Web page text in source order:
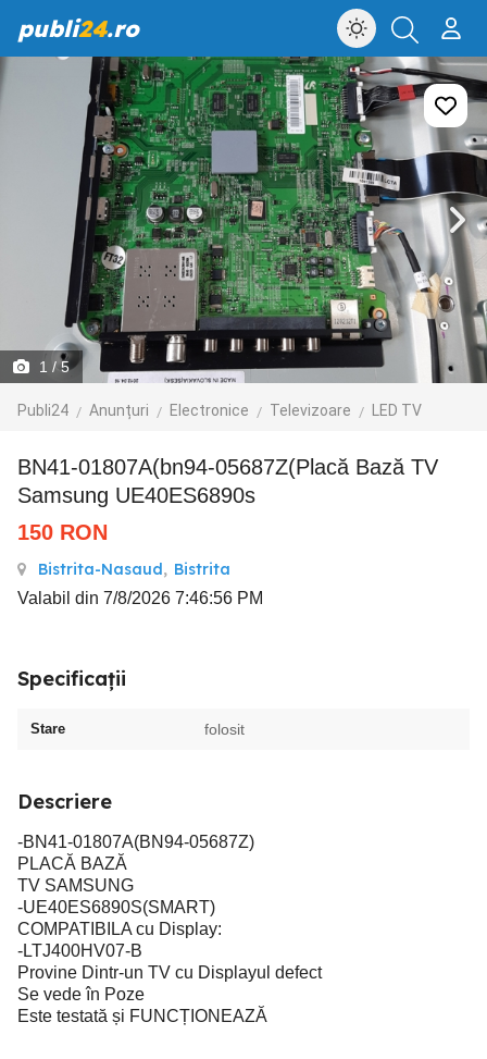
publi24.ro
1 / 5
Publi24 Anunțuri Electronice Televizoare LED TV
BN41-01807A(bn94-05687Z(Placă Bază TV
Samsung UE40ES6890s
150 RON
Bistrita-Nasaud, Bistrita
Valabil din 7/8/2026 7:46:56 PM
Specificații
Stare folosit
Descriere
-BN41-01807A(BN94-05687Z)
PLACĂ BAZĂ
TV SAMSUNG
-UE40ES6890S(SMART)
COMPATIBILA cu Display:
-LTJ400HV07-B
Provine Dintr-un TV cu Displayul defect
Se vede în Poze
Este testată și FUNCȚIONEAZĂ